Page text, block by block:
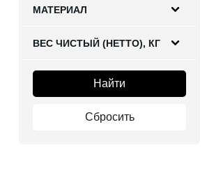
МАТЕРИАЛ
ВЕС ЧИСТЫЙ (НЕТТО), КГ